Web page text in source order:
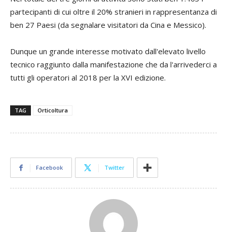
partecipanti di cui oltre il 20% stranieri in rappresentanza di
ben 27 Paesi (da segnalare visitatori da Cina e Messico).
Dunque un grande interesse motivato dall'elevato livello
tecnico raggiunto dalla manifestazione che da l'arrivederci a
tutti gli operatori al 2018 per la XVI edizione.
TAG Orticoltura
Facebook Twitter